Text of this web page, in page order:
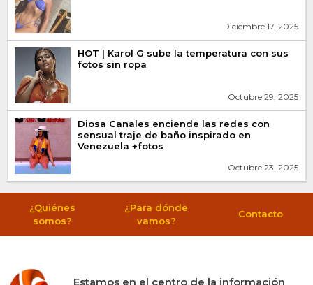
Diciembre 17, 2025
HOT | Karol G sube la temperatura con sus
fotos sin ropa
Octubre 29, 2025
Diosa Canales enciende las redes con
sensual traje de baño inspirado en
Venezuela +fotos
Octubre 23, 2025
¿Quiénes
somos?
¿Para dónde
vamos?
Contacto
Estamos en el centro de la información